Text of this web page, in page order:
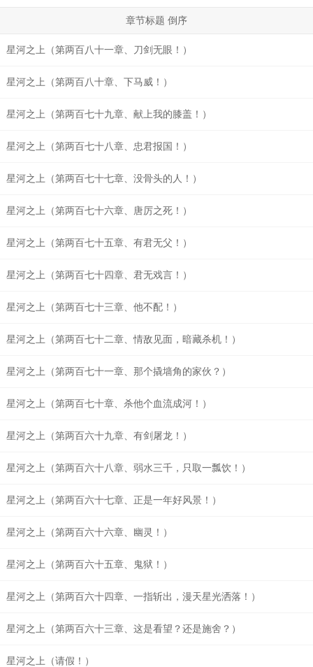
章节标题 倒序
星河之上（第两百八十一章、刀剑无眼！）
星河之上（第两百八十章、下马威！）
星河之上（第两百七十九章、献上我的膝盖！）
星河之上（第两百七十八章、忠君报国！）
星河之上（第两百七十七章、没骨头的人！）
星河之上（第两百七十六章、唐厉之死！）
星河之上（第两百七十五章、有君无父！）
星河之上（第两百七十四章、君无戏言！）
星河之上（第两百七十三章、他不配！）
星河之上（第两百七十二章、情敌见面，暗藏杀机！）
星河之上（第两百七十一章、那个撬墙角的家伙？）
星河之上（第两百七十章、杀他个血流成河！）
星河之上（第两百六十九章、有剑屠龙！）
星河之上（第两百六十八章、弱水三千，只取一瓢饮！）
星河之上（第两百六十七章、正是一年好风景！）
星河之上（第两百六十六章、幽灵！）
星河之上（第两百六十五章、鬼狱！）
星河之上（第两百六十四章、一指斩出，漫天星光洒落！）
星河之上（第两百六十三章、这是看望？还是施舍？）
星河之上（请假！）